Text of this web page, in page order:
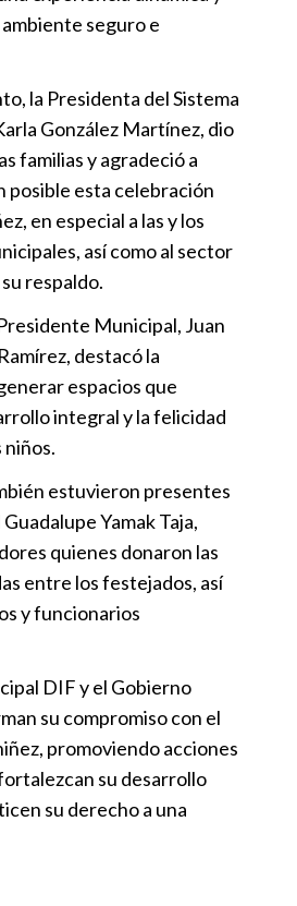
seguro e
la Presidenta del Sistema
González Martínez, dio
familias y agradeció a
posible esta celebración
en especial a las y los
así como al sector
respaldo.
Municipal, Juan
destacó la
espacios que
integral y la felicidad
niños.
estuvieron presentes
Yamak Taja,
quienes donaron las
entre los festejados, así
y funcionarios
DIF y el Gobierno
su compromiso con el
promoviendo acciones
su desarrollo
su derecho a una